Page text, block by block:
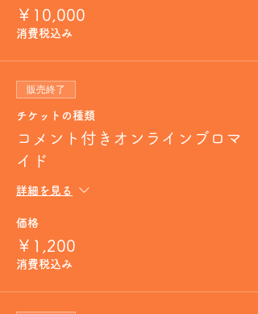
￥10,000
消費税込み
販売終了
チケットの種類
コメント付きオンラインブロマ
イド
詳細を見る
価格
￥1,200
消費税込み